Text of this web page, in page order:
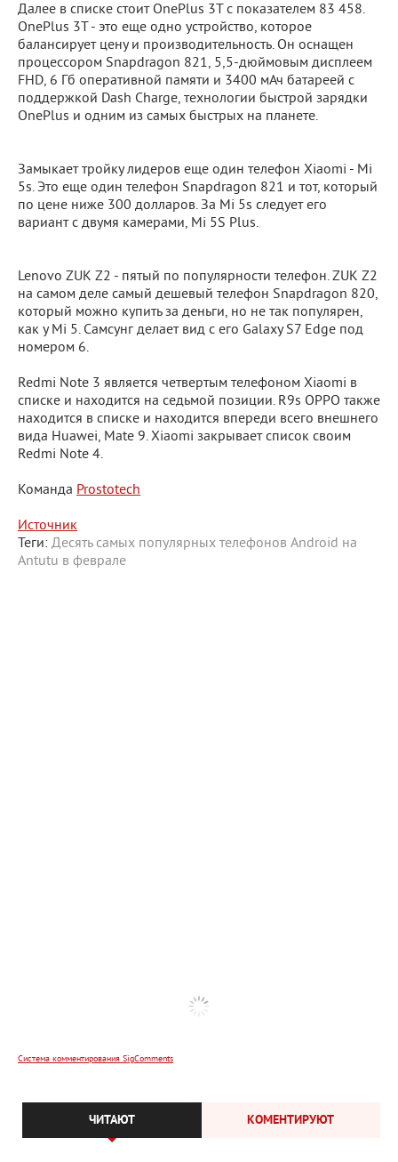
Далее в списке стоит OnePlus 3T с показателем 83 458.
OnePlus 3T - это еще одно устройство, которое
балансирует цену и производительность. Он оснащен
процессором Snapdragon 821, 5,5-дюймовым дисплеем
FHD, 6 Гб оперативной памяти и 3400 мАч батареей с
поддержкой Dash Charge, технологии быстрой зарядки
OnePlus и одним из самых быстрых на планете.
Замыкает тройку лидеров еще один телефон Xiaomi - Mi
5s. Это еще один телефон Snapdragon 821 и тот, который
по цене ниже 300 долларов. За Mi 5s следует его
вариант с двумя камерами, Mi 5S Plus.
Lenovo ZUK Z2 - пятый по популярности телефон. ZUK Z2
на самом деле самый дешевый телефон Snapdragon 820,
который можно купить за деньги, но не так популярен,
как у Mi 5. Самсунг делает вид с его Galaxy S7 Edge под
номером 6.
Redmi Note 3 является четвертым телефоном Xiaomi в
списке и находится на седьмой позиции. R9s OPPO также
находится в списке и находится впереди всего внешнего
вида Huawei, Mate 9. Xiaomi закрывает список своим
Redmi Note 4.
Команда Prostotech
Источник
Теги: Десять самых популярных телефонов Android на
Antutu в феврале
Система комментирования SigComments
ЧИТАЮТ КОМЕНТИРУЮТ